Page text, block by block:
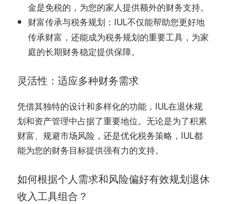
金是免税的，为您的家人提供额外的财务支持。
财富传承与税务规划 ：IUL不仅能帮助您更好地
传承财富，还能成为税务规划的重要工具，为家
庭的长期财务稳定提供保障。
灵活性：适应多种财务需求
凭借其独特的设计和多样化的功能，IUL在退休规
划和资产管理中占据了重要地位。无论是为了积累
财富、规避市场风险，还是优化税务策略，IUL都
能为您的财务目标提供强有力的支持。
如何根据个人需求和风险偏好有效规划退休
收入工具组合？